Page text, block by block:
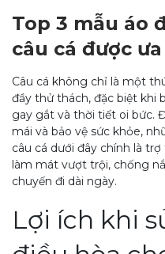
Top 3 mẫu áo
câu cá được
Câu cá không chỉ là một
đầy thử thách, đặc biệt khi
gay gắt và thời tiết oi bức.
mái và bảo vệ sức khỏe,
câu cá dưới đây chính là
làm mát vượt trội, chống
chuyến đi dài ngày.
Lợi ích khi